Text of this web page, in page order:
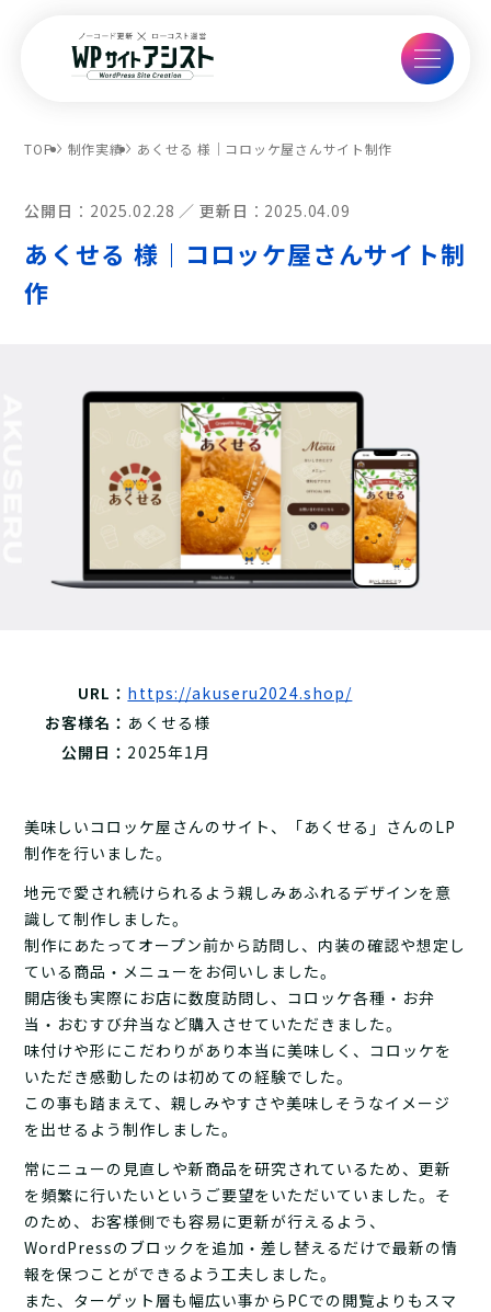
TOP 制作実績 あくせる 様｜コロッケ屋さんサイト制作
公開日： 2025.02.28 更新日： 2025.04.09
あくせる 様｜コロッケ屋さんサイト制
作
URL： https://akuseru2024.shop/
お客様名： あくせる様
公開日： 2025年1月
美味しいコロッケ屋さんのサイト、「あくせる」さんのLP
制作を行いました。
地元で愛され続けられるよう親しみあふれるデザインを意
識して制作しました。
制作にあたってオープン前から訪問し、内装の確認や想定し
ている商品・メニューをお伺いしました。
開店後も実際にお店に数度訪問し、コロッケ各種・お弁
当・おむすび弁当など購入させていただきました。
味付けや形にこだわりがあり本当に美味しく、コロッケを
いただき感動したのは初めての経験でした。
この事も踏まえて、親しみやすさや美味しそうなイメージ
を出せるよう制作しました。
常にニューの見直しや新商品を研究されているため、更新
を頻繁に行いたいというご要望をいただいていました。そ
のため、お客様側でも容易に更新が行えるよう、
WordPressのブロックを追加・差し替えるだけで最新の情
報を保つことができるよう工夫しました。
また、ターゲット層も幅広い事からPCでの閲覧よりもスマ